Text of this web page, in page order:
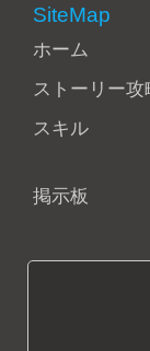
SiteMap
ホーム
ストーリー攻
スキル
掲示板